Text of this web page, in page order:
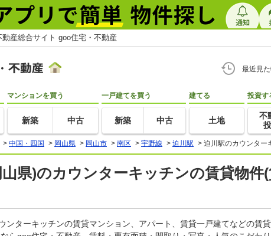
産総合サイト goo住宅・不動産
最近見
マンションを買う
新築 中古
一戸建てを買う
新築 中古
建てる
土地
投資す
不
> 中国・四国 > 岡山県 > 岡山市 > 南区 > 宇野線 > 迫川駅 > 迫川駅のカウンター
県)のカウンターキッチンの賃貸物
ンターキッチンの賃貸マンション、アパート、賃貸一戸建てなどの賃